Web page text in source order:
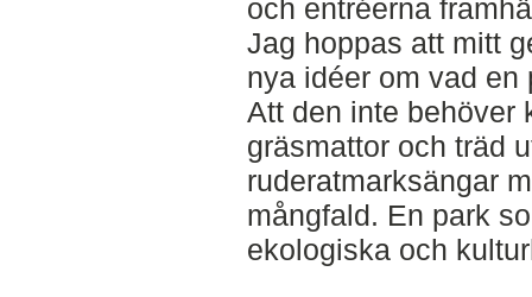
och entréerna
Jag hoppas att mitt
nya idéer om vad
Att den inte behöver
gräsmattor och träd
ruderatmarksängar
mångfald. En park
ekologiska och